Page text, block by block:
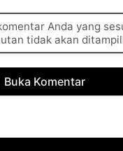
Anda yang
tidak akan
Buka Komentar